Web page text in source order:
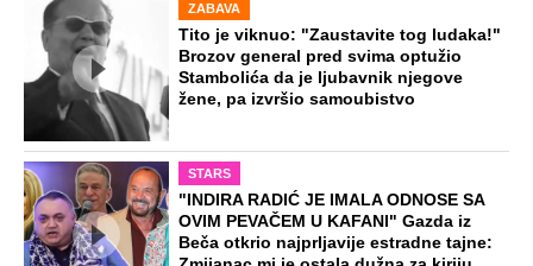
ZABAVA
Tito je viknuo: "Zaustavite tog ludaka!"
Brozov general pred svima optužio
Stambolića da je ljubavnik njegove
žene, pa izvršio samoubistvo
STARS
"INDIRA RADIĆ JE IMALA ODNOSE SA
OVIM PEVAČEM U KAFANI" Gazda iz
Beča otkrio najprljavije estradne tajne: